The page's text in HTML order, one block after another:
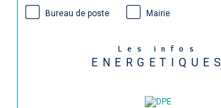
Bureau de poste
Mairie
Les infos
ENERGETIQUES